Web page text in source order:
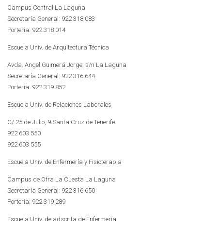
Campus Central La Laguna
Secretaría General: 922 318 083
Portería: 922 318 014
Escuela Univ. de Arquitectura Técnica
Avda. Angel Guimerá Jorge, s/n La Laguna
Secretaría General: 922 316 644
Portería: 922 319 852
Escuela Univ. de Relaciones Laborales
C/ 25 de Julio, 9 Santa Cruz de Tenerife
922 603 550
922 603 555
Escuela Univ. de Enfermería y Fisioterapia
Campus de Ofra La Cuesta La Laguna
Secretaría General: 922 316 650
Portería: 922 319 289
Escuela Univ. de adscrita de Enfermería